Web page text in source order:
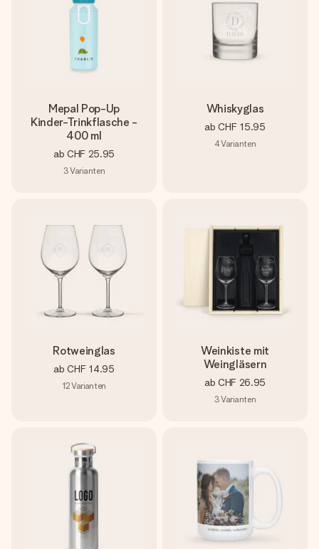
Mepal Pop-Up
Kinder-Trinkflasche -
400 ml
ab CHF 25.95
3Varianten
Whiskyglas
ab CHF 15.95
4Varianten
Rotweinglas
ab CHF 14.95
12Varianten
Weinkiste mit
Weingläsern
ab CHF 26.95
3Varianten